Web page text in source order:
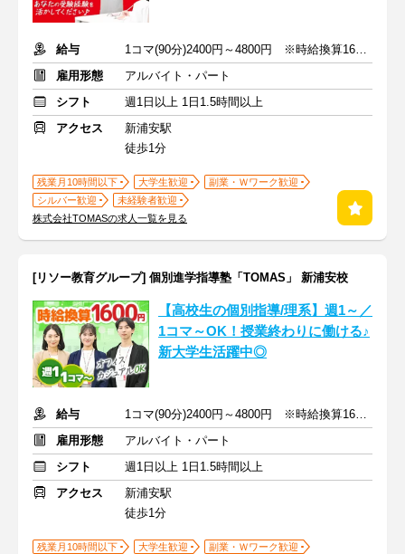
給与
1コマ(90分)2400円～4800円 ※時給換算1600円～3200円
雇用形態
アルバイト・パート
シフト
週1日以上 1日1.5時間以上
アクセス
新浦安駅
徒歩1分
残業月10時間以下 大学生歓迎
副業・Ｗワーク歓迎
シルバー歓迎
未経験者歓迎
株式会社TOMASの求人一覧を見る
[リソー教育グループ] 個別進学指導塾「TOMAS」 新浦安校
【高校生の個別指導/理系】週1～／
1コマ～OK！授業終わりに働ける♪
新大学生活躍中◎
給与
1コマ(90分)2400円～4800円 ※時給換算1600円～3200円
雇用形態
アルバイト・パート
シフト
週1日以上 1日1.5時間以上
アクセス
新浦安駅
徒歩1分
残業月10時間以下 大学生歓迎
副業・Ｗワーク歓迎